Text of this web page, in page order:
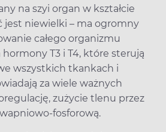
na szyi organ w kształcie
jest niewielki – ma ogromny
całego organizmu
T3 i T4, które sterują
wszystkich tkankach i
za wiele ważnych
zużycie tlenu przez
fosforową.